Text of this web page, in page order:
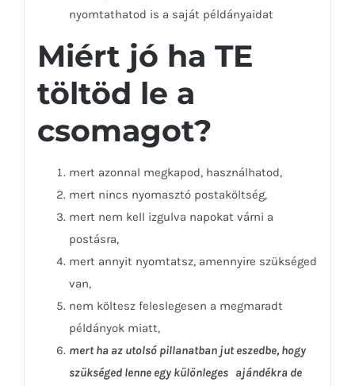
nyomtathatod is a saját példányaidat
Miért jó ha TE
töltöd le a
csomagot?
mert azonnal megkapod, használhatod,
mert nincs nyomasztó postaköltség,
mert nem kell izgulva napokat várni a
postásra,
mert annyit nyomtatsz, amennyire szükséged
van,
nem költesz feleslegesen a megmaradt
példányok miatt,
mert ha az utolsó pillanatban jut eszedbe, hogy
szükséged lenne egy különleges ajándékra de